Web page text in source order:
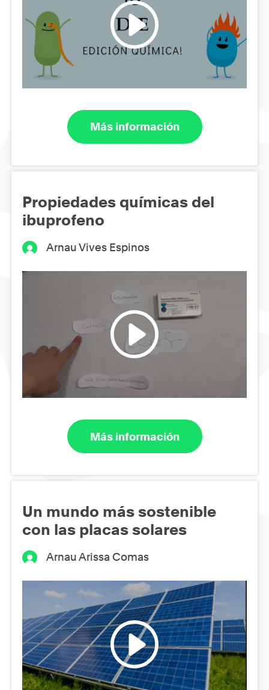
Más información
Propiedades químicas del
ibuprofeno
Arnau Vives Espinos
Más información
Un mundo más sostenible
con las placas solares
Arnau Arissa Comas